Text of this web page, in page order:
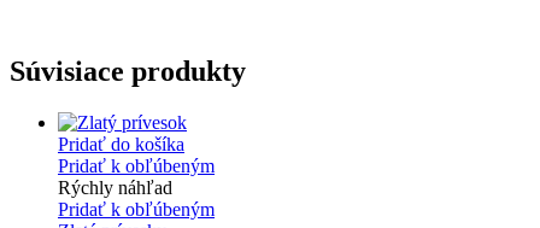
Súvisiace produkty
Pridať do košíka
Pridať k obľúbeným
Rýchly náhľad
Pridať k obľúbeným